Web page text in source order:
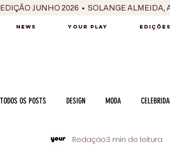
EDIÇÃO JUNHO 2026  •  SOLANGE ALMEIDA,
NEWS YOUR PLAY EDIÇÕES
TODOS OS POSTS DESIGN MODA
MÚSICA SÉRIES / TV
Redação3 min de leitura